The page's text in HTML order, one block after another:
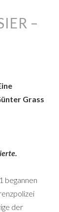
–
Grass
begannen
der